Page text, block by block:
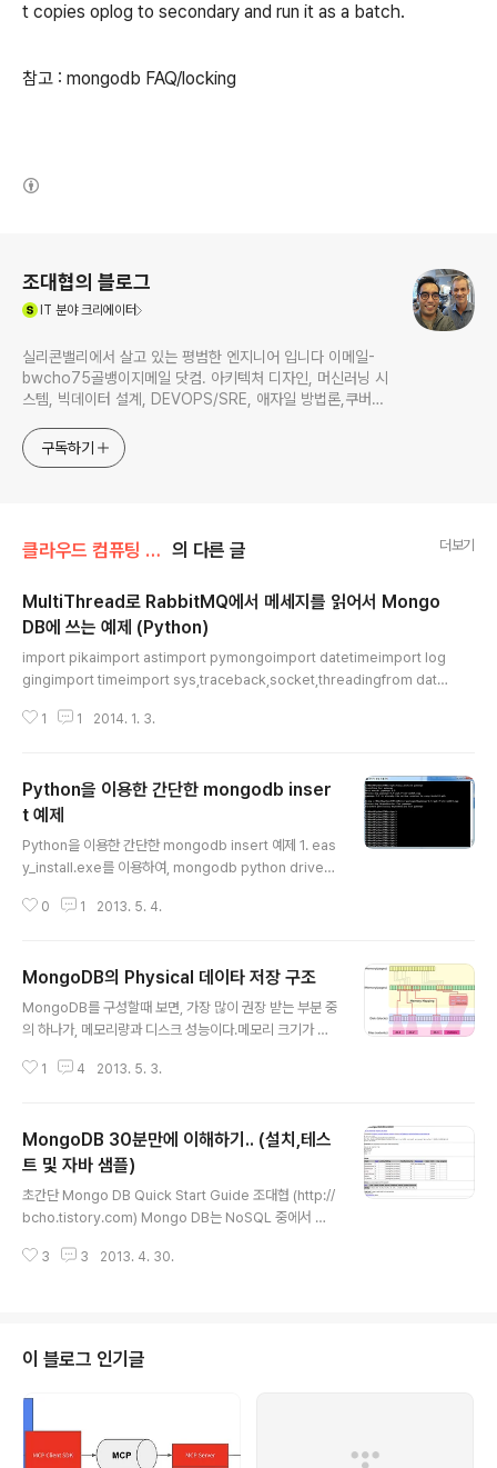
t copies oplog to secondary and run it as a batch.
참고 : mongodb FAQ/locking
조대협의 블로그
IT 분야 크리에이터
실리콘밸리에서 살고 있는 평범한 엔지니어 입니다 이메일-
bwcho75골뱅이지메일 닷컴. 아키텍처 디자인, 머신러닝 시
스템, 빅데이터 설계, DEVOPS/SRE, 애자일 방법론,쿠버네
한 기술 멘토링과 강의 진행합니다. Linkedin :
https://www.linkedin.com/in/terrycho75/
구독하기
클라우드 컴퓨팅 & NoSQL/MongoDB 의 다른 글 더보기
MultiThread로 RabbitMQ에서 메세지를 읽어서 Mongo
DB에 쓰는 예제 (Python)
import pikaimport astimport pymongoimport datetimeimport log
gingimport timeimport sys,traceback,socket,threadingfrom date
GODB_NAME = "terrydb"HOSTNAME = ':'+socket.gethostname()
(asctime)s %(name)s : %(message)s')LOGGER = loggi..
1 1 2014. 1. 3.
Python을 이용한 간단한 mongodb inser
t 예제
Python을 이용한 간단한 mongodb insert 예제 1. eas
y_install.exe를 이용하여, mongodb python driver
선택하고,collection(여기서는 users테이블) 선택하면
sys import pymongo connection = pymongo.M
ongoClient("mongodb://localhost") db = connec
tion.terrydb users = db.users doc = {'_id':'myi
0 1 2013. 5. 4.
MongoDB의 Physical 데이타 저장 구조
MongoDB를 구성할때 보면, 가장 많이 권장 받는 부분 중
의 하나가, 메모리량과 디스크 성능이다.메모리 크기가 아
지 내부 저장 구조를 살펴 봄으로써 이해를 돕고자 한다. 저
odb는 데이타를 write할때, 논리적으로 memory 공간
에 write하고, 일정 주기에 따라서, 이 메모리 block들을
주기적으로 disk로 write하는데, 이 디스크 writing 작업
은 OS에 의해서 이루어 진다. OS에 의해서 제공되는 Virt
ual Memory를 사용하게 되는데, Pysical Memory 양
이 작더라도 Virtu..
1 4 2013. 5. 3.
MongoDB 30분만에 이해하기.. (설치,테스
트 및 자바 샘플)
초간단 Mongo DB Quick Start Guide 조대협 (http://
bcho.tistory.com) Mongo DB는 NoSQL 중에서 가
시스템에 비해서 매우 쉽고, JSON 기반의 Document를
그리고, 위치 정보 저장 및 쿼리등 다양한 기능을 제공하고
있다. Mongo DB는 10gen이라는 회사에서 개발되어서,
현재 오픈소스로와 상용 버전으로 공급되고 있다. 이 글에
에서 부터, 자..
3 3 2013. 4. 30.
이 블로그 인기글